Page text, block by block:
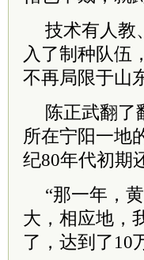
技术有人教
入了制种队伍
不再局限于山
陈正武翻了
所在宁阳一地
纪80年代初期
“那一年，
大，相应地，
了，达到了10